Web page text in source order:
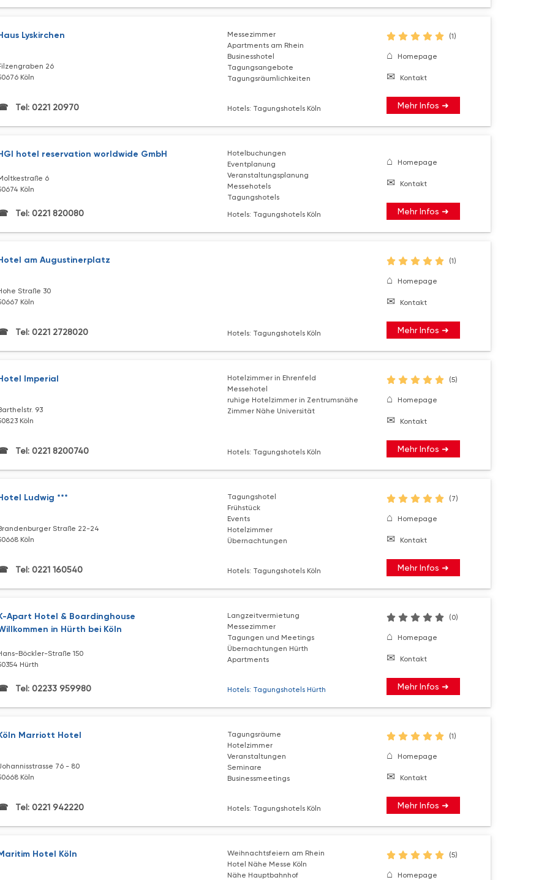
Lyskirchen
26
Köln
Tel: 0221 20970
Messezimmer
Apartments am Rhein
Businesshotel
Tagungsangebote
Tagungsräumlichkeiten
Hotels: Tagungshotels Köln
(1)
Homepage
Kontakt
Mehr Infos ➜
hotel reservation worldwide GmbH
6
Köln
Tel: 0221 820080
Hotelbuchungen
Eventplanung
Veranstaltungsplanung
Messehotels
Tagungshotels
Hotels: Tagungshotels Köln
Homepage
Kontakt
Mehr Infos ➜
am Augustinerplatz
Straße 30
Köln
Tel: 0221 2728020 Hotels: Tagungshotels Köln
(1)
Homepage
Kontakt
Mehr Infos ➜
Imperial
93
Köln
Tel: 0221 8200740
Hotelzimmer in Ehrenfeld
Messehotel
ruhige Hotelzimmer in Zentrumsnähe
Zimmer Nähe Universität
Hotels: Tagungshotels Köln
(5)
Homepage
Kontakt
Mehr Infos ➜
Ludwig ***
Straße 22-24
Köln
Tel: 0221 160540
Tagungshotel
Frühstück
Events
Hotelzimmer
Übernachtungen
Hotels: Tagungshotels Köln
(7)
Homepage
Kontakt
Mehr Infos ➜
Apart Hotel & Boardinghouse
in Hürth bei Köln
Böckler-Straße 150
Hürth
Tel: 02233 959980
Langzeitvermietung
Messezimmer
Tagungen und Meetings
Übernachtungen Hürth
Apartments
Hotels: Tagungshotels Hürth
(0)
Homepage
Kontakt
Mehr Infos ➜
Marriott Hotel
76 - 80
Köln
Tel: 0221 942220
Tagungsräume
Hotelzimmer
Veranstaltungen
Seminare
Businessmeetings
Hotels: Tagungshotels Köln
(1)
Homepage
Kontakt
Mehr Infos ➜
Hotel Köln
Weihnachtsfeiern am Rhein
Hotel Nähe Messe Köln
Nähe Hauptbahnhof
(5)
Homepage